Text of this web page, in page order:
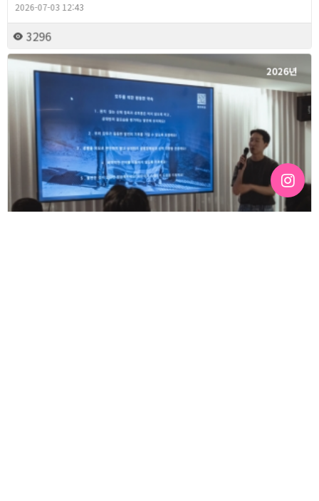
2026-07-03 12:43
3296
2026년